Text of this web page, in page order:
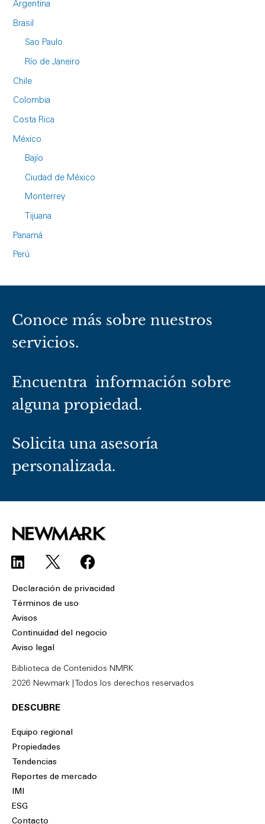
Argentina
Brasil
Sao Paulo
Río de Janeiro
Chile
Colombia
Costa Rica
México
Bajío
Ciudad de México
Monterrey
Tijuana
Panamá
Perú
Conoce más sobre nuestros
servicios.
Encuentra información sobre
alguna propiedad.
Solicita una asesoría
personalizada.
L
i
n
k
e
d
i
F
a
c
o
Declaración de privacidad
Términos de uso
Avisos
Continuidad del negocio
Aviso legal
Biblioteca de Contenidos NMRK
2026 Newmark | Todos los derechos reservados
DESCUBRE
Equipo regional
Propiedades
Tendencias
Reportes de mercado
IMI
ESG
Contacto